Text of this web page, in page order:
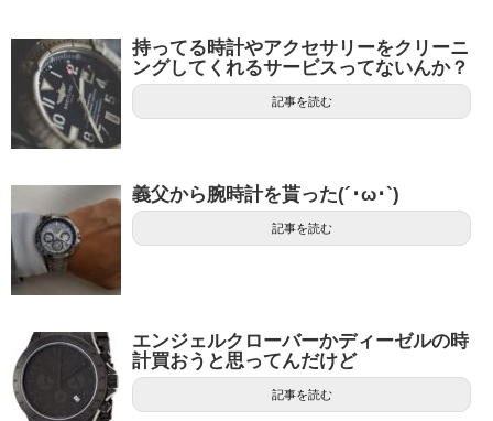
持ってる時計やアクセサリーをクリーニ
ングしてくれるサービスってないんか？
記事を読む
義父から腕時計を貰った(´･ω･`)
記事を読む
エンジェルクローバーかディーゼルの時
計買おうと思ってんだけど
記事を読む